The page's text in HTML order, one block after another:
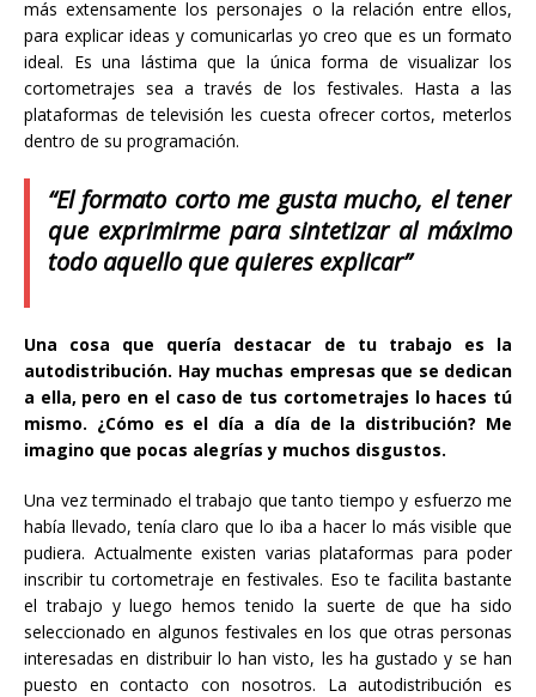
más extensamente los personajes o la relación entre ellos,
para explicar ideas y comunicarlas yo creo que es un formato
ideal. Es una lástima que la única forma de visualizar los
cortometrajes sea a través de los festivales. Hasta a las
plataformas de televisión les cuesta ofrecer cortos, meterlos
dentro de su programación.
“El formato corto me gusta mucho, el tener
que exprimirme para sintetizar al máximo
todo aquello que quieres explicar”
Una cosa que quería destacar de tu trabajo es la
autodistribución. Hay muchas empresas que se dedican
a ella, pero en el caso de tus cortometrajes lo haces tú
mismo. ¿Cómo es el día a día de la distribución? Me
imagino que pocas alegrías y muchos disgustos.
Una vez terminado el trabajo que tanto tiempo y esfuerzo me
había llevado, tenía claro que lo iba a hacer lo más visible que
pudiera. Actualmente existen varias plataformas para poder
inscribir tu cortometraje en festivales. Eso te facilita bastante
el trabajo y luego hemos tenido la suerte de que ha sido
seleccionado en algunos festivales en los que otras personas
interesadas en distribuir lo han visto, les ha gustado y se han
puesto en contacto con nosotros. La autodistribución es